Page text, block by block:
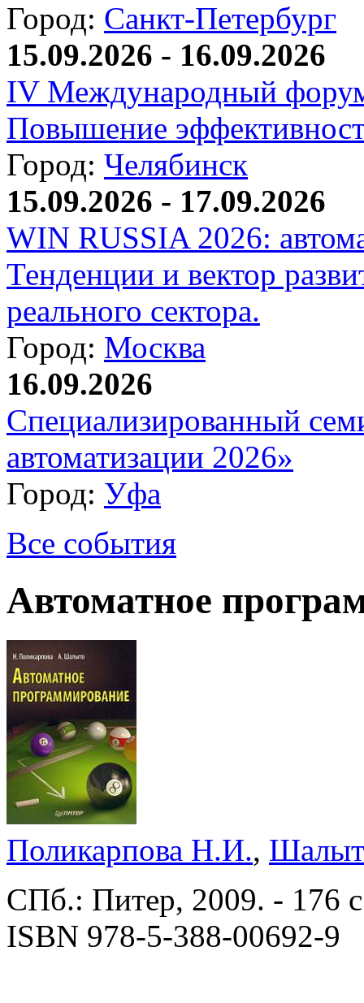
Город: Санкт-Петербург
15.09.2026 - 16.09.2026
IV Международный
Повышение
Город: Челябинск
15.09.2026 - 17.09.2026
WIN RUSSIA 2026:
Тенденции и вектор
реального сектора.
Город: Москва
16.09.2026
Специализированный
автоматизации 2026»
Город: Уфа
Все события
Автоматное
Поликарпова Н.И.,
СПб.: Питер, 2009. - 176
ISBN 978-5-388-00692-9